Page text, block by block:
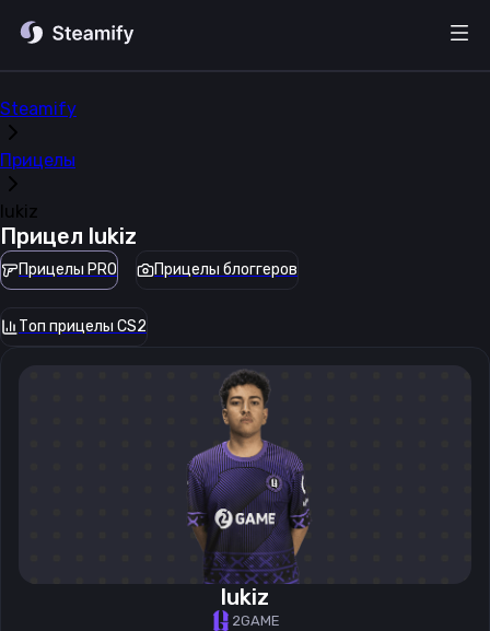
Steamify
Прицелы
lukiz
Прицел lukiz
Прицелы PRO Прицелы блоггеров
Топ прицелы CS2
lukiz
2GAME